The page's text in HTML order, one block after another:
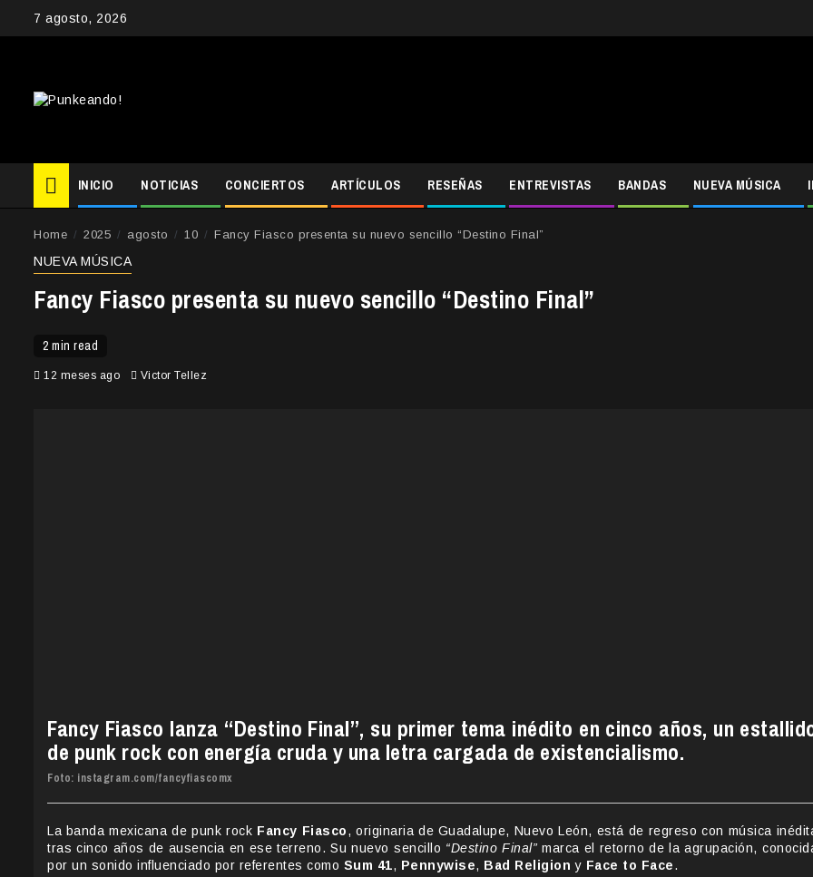
7 agosto, 2026
INICIO NOTICIAS CONCIERTOS ARTÍCULOS RESEÑAS ENTREVISTAS BANDAS NUEVA MÚSICA
Home 2025 agosto 10 Fancy Fiasco presenta su nuevo sencillo “Destino Final”
NUEVA MÚSICA
Fancy Fiasco presenta su nuevo sencillo “Destino Final”
2 min read
12 meses ago Victor Tellez
Fancy Fiasco lanza “Destino Final”, su primer tema inédito en cinco años, un
de punk rock con energía cruda y una letra cargada de existencialismo.
Foto: instagram.com/fancyfiascomx
La banda mexicana de punk rock Fancy Fiasco, originaria de Guadalupe, Nuevo León, está de regreso con música
tras cinco años de ausencia en ese terreno. Su nuevo sencillo “Destino Final” marca el retorno de la agrupación,
por un sonido influenciado por referentes como Sum 41, Pennywise, Bad Religion y Face to Face.